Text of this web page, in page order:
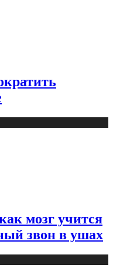
мозг учится
звон в ушах